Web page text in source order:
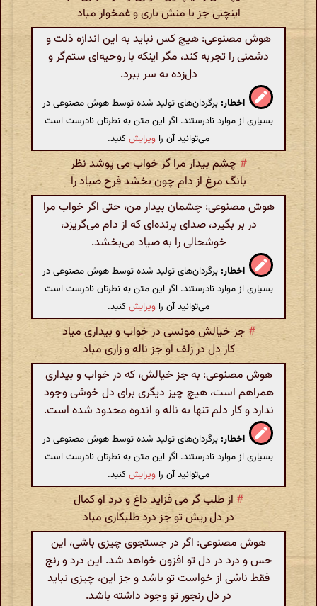
اینچنی جز با منش باری و غمخوار مباد
هوش مصنوعی: هیچ کس نباید به این اندازه ذلت و
دشمنی را تجربه کند، مگر اینکه با روحیه‌ای ستم‌گر و
دل‌زده به سر ببرد.
اخطار: برگردان‌های تولید شده توسط هوش مصنوعی در
بسیاری از موارد نادرستند. اگر این متن به نظرتان نادرست است
می‌توانید آن را ویرایشکنید.
#چشم بیدار مرا گر خواب می پوشد نظر
بانگ مرغ از دام چون بخشد فرح صیاد را
هوش مصنوعی: چشمان بیدار من، حتی اگر خواب مرا
در بر بگیرد، صدای پرنده‌ای که از دام می‌گریزد،
خوشحالی را به صیاد می‌بخشد.
اخطار: برگردان‌های تولید شده توسط هوش مصنوعی در
بسیاری از موارد نادرستند. اگر این متن به نظرتان نادرست است
می‌توانید آن را ویرایشکنید.
# جز خیالش مونسی در خواب و بیداری میاد
کار دل در زلف او جز ناله و زاری مباد
هوش مصنوعی: به جز خیالش، که در خواب و بیداری
همراهم است، هیچ چیز دیگری برای دل خوشی وجود
ندارد و کار دلم تنها به ناله و اندوه محدود شده است.
اخطار: برگردان‌های تولید شده توسط هوش مصنوعی در
بسیاری از موارد نادرستند. اگر این متن به نظرتان نادرست است
می‌توانید آن را ویرایشکنید.
# از طلب گر می فزاید داغ و درد او کمال
در دل ریش تو جز درد طلبکاری مباد
هوش مصنوعی: اگر در جستجوی چیزی باشی، این
حس و درد در دل تو افزون خواهد شد. این درد و رنج
فقط ناشی از خواست تو باشد و جز این، چیزی نباید
در دل رنجور تو وجود داشته باشد.